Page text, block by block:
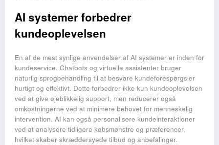
AI systemer forbedrer
kundeoplevelsen
En af de mest synlige anvendelser af AI systemer er inden for
kundeservice. Chatbots og virtuelle assistenter bruger
naturlig sprogbehandling til at besvare kundeforespørgsler
hurtigt og effektivt. Dette forbedrer ikke kun kundeoplevelsen
ved at give øjeblikkelig support, men reducerer også
omkostningerne ved at minimere behovet for menneskelig
intervention. AI kan også personalisere kundeinteraktioner
ved at analysere tidligere købsmønstre og præferencer,
hvilket skaber skræddersyede tilbud og anbefalinger.